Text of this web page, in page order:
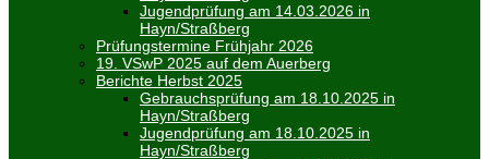
Jugendprüfung am 14.03.2026 in
Hayn/Straßberg
Prüfungstermine Frühjahr 2026
19. VSwP 2025 auf dem Auerberg
Berichte Herbst 2025
Gebrauchsprüfung am 18.10.2025 in
Hayn/Straßberg
Jugendprüfung am 18.10.2025 in
Hayn/Straßberg